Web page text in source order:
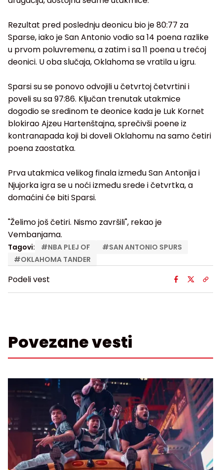
Rezultat pred poslednju deonicu bio je 80:77 za
Sparse, iako je San Antonio vodio sa 14 poena razlike
u prvom poluvremenu, a zatim i sa 11 poena u trećoj
deonici. U oba slučaja, Oklahoma se vratila u igru.
Sparsi su se ponovo odvojili u četvrtoj četvrtini i
poveli su sa 97:86. Ključan trenutak utakmice
dogodio se sredinom te deonice kada je Luk Kornet
blokirao Ajzeu Hartenštajna, sprečivši poene iz
kontranapada koji bi doveli Oklahomu na samo četiri
poena zaostatka.
Prva utakmica velikog finala između San Antonija i
Njujorka igra se u noći između srede i četvrtka, a
domaćini će biti Sparsi.
"Želimo još četiri. Nismo završili", rekao je
Vembanjama.
Tagovi: #NBA PLEJ OF #SAN ANTONIO SPURS
#OKLAHOMA TANDER
Podeli vest
Povezane vesti